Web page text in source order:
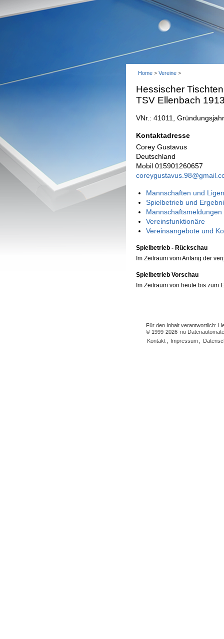
Home > Vereine >
Hessischer
TSV Ellenbach
VNr.: 41011,
Kontaktadresse
Corey Gustavus
Deutschland
Mobil 015901260657
Mannschaften und
Spielbetrieb und
Vereinsfunktionäre
Vereinsangebote und
Spielbetrieb - Rückschau
Im Zeitraum vom Anfang der
Spielbetrieb Vorschau
Im Zeitraum von heute bis zum
Für den Inhalt verantwortlich:
© 1999-2026 nu
Kontakt
Impressum